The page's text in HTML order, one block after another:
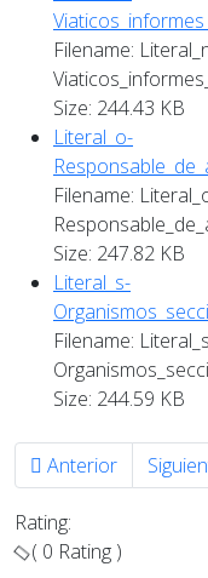
Filename:
Size: 244.43 KB
Literal_o-
Filename:
Size: 247.82 KB
Literal_s-
Filename:
Size: 244.59 KB
Artículo anterior:
Anterior
Rating:
( 0 Rating )